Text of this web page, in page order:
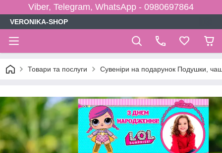
Viber, Telegram, WhatsApp - 0980697864
VERONIKA-SHOP
Товари та послуги Сувеніри на подарунок Подушки,